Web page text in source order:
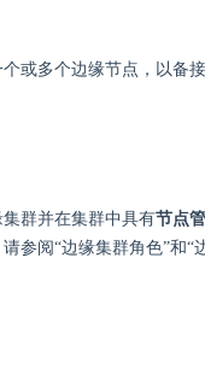
或多个边缘节点，以备
群并在集群中具有节点
参阅“边缘集群角色”和“